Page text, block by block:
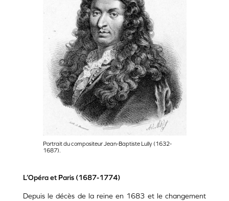
Portrait du compositeur Jean-Baptiste Lully (1632-
1687).
L’Opéra et Paris (1687-1774)
Depuis le décès de la reine en 1683 et le changement